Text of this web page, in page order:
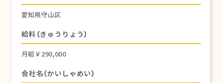
愛知県守山区
給料（きゅうりょう）
月給￥290,000
会社名（かいしゃめい）